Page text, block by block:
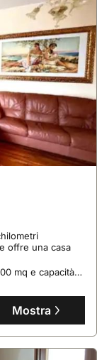
offre una casa
mq e capacità
aria
e jacuzzi,
Mostra